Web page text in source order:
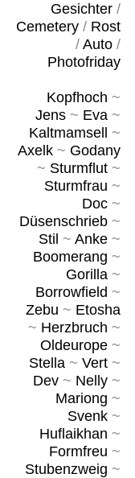
Gesichter/
Cemetery/ Rost
/ Auto/
Photofriday
Kopfhoch ~
Jens~ Eva~
Kaltmamsell
~
Axelk~ Godany
~ Sturmflut~
Sturmfrau ~
Doc~
Düsenschrieb~
Stil ~ Anke~
Boomerang ~
Gorilla~
Borrowfield ~
Zebu ~ Etosha
~ Herzbruch ~
Oldeurope~
Stella~ Vert~
Dev~ Nelly~
Mariong ~
Svenk~
Huflaikhan ~
Formfreu ~
Stubenzweig ~